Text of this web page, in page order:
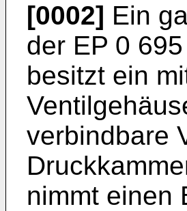
[0002] Ein
der EP 0
besitzt ein
verbindbare
nimmt einen